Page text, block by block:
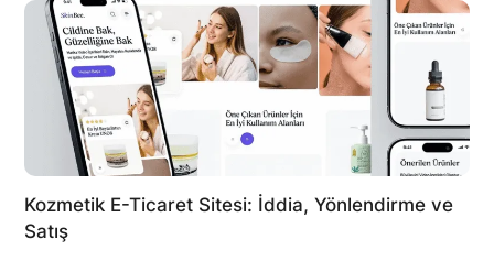
Kozmetik E-Ticaret Sitesi: İddia, Yönlendirme ve
Satış